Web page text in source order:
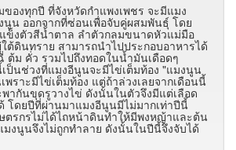
องทุกปี ที่จังหวัดกำแพงเพชร จะมีแมง
น ออกจากที่ซ่อนเพื่อจับคู่ผสมพันธุ์ โดย
ข็งตัวสีน้ำตาล ลำตัวกลมขนาดหัวแม่มือ
ต้ดินทราย สามารถนำไปประกอบอาหารได้
ต้ม คั่ว รวมไปถึงทอดในน้ำมันเดือดๆ
ป็นช่วงที่แมงอีนูนจะมีไข่เต็มท้อง "แมงนูน
ราะมีไข่เต็มท้อง แต่ถ้าล่วงเลยจากเดือนนี้
ากันขุดรูวางไข่ ดังนั้นในตัวจึงมีแต่เลือด
โดยปีที่ผ่านมาแมงอีนูนมีไม่มากเท่าปีนี้
ษตรกรไม่ได้ไถหน้าดินทำให้มีพงหญ้าและต้น
งนูนจึงไม่ถูกทำลาย ดังนั้นในปีนี้จึงจับได้